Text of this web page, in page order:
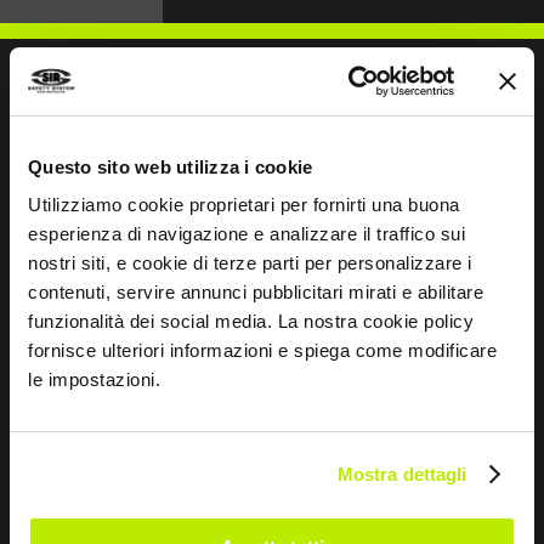
Questo sito web utilizza i cookie
Utilizziamo cookie proprietari per fornirti una buona
esperienza di navigazione e analizzare il traffico sui
nostri siti, e cookie di terze parti per personalizzare i
contenuti, servire annunci pubblicitari mirati e abilitare
funzionalità dei social media. La nostra cookie policy
fornisce ulteriori informazioni e spiega come modificare
le impostazioni.
Mostra dettagli
NOUS ÉCRIRE
Restons en contact
Leave